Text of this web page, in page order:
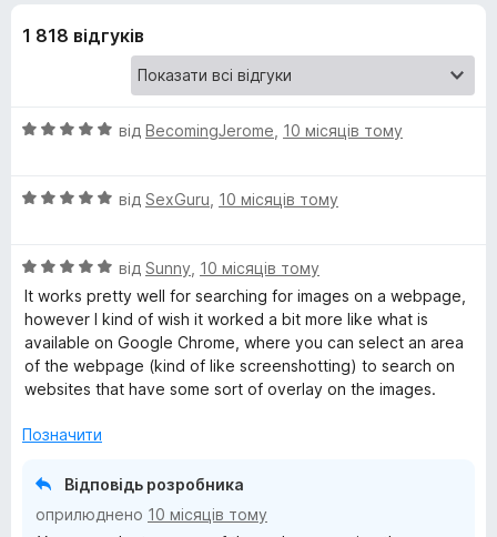
f
o
д
л
S
e
a
r
c
h
1 818 відгуків
О
н
5
з
5
від BecomingJerome 10 місяців тому
О
н
к
а
5
з
5
від SexGuru 10 місяців тому
О
ц
н
к
а
з
від Sunny 10 місяців тому
It works pretty well for searching for images on a webpage,
however I kind of wish it worked a bit more like what is
available on Google Chrome, where you can select an area
of the webpage (kind of like screenshotting) to search on
websites that have some sort of overlay on the images.
Позначити
Відповідь розробника
оприлюднено 10 місяців тому